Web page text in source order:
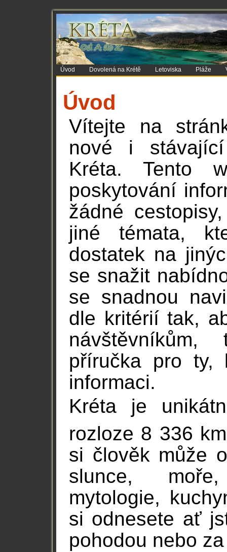
Úvod Dovolená na Krétě Letoviska Pláže
Úvod
Vítejte na
nové i
Kréta. Tento
poskytování
žádné
jiné témata,
dostatek na
se snažit
se snadnou
dle kritérií tak,
příručka pro ty,
informaci.
Kréta je
rozloze 8 336 km
si člověk může
slunce,
mytologie,
si odnesete ať
pohodou nebo